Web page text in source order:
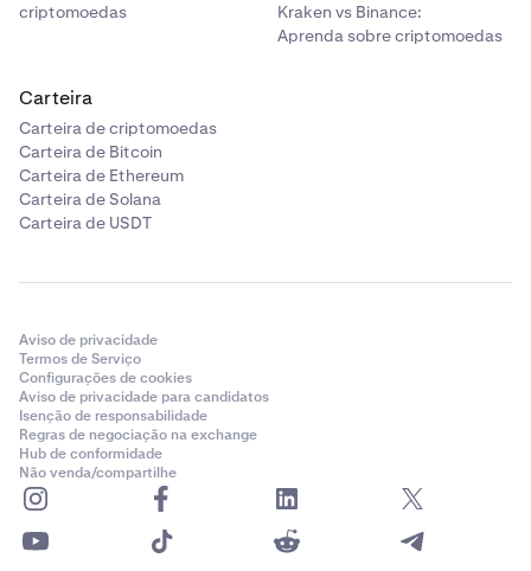
criptomoedas
Kraken vs Binance:
Aprenda sobre criptomoedas
Carteira
Carteira de criptomoedas
Carteira de Bitcoin
Carteira de Ethereum
Carteira de Solana
Carteira de USDT
Aviso de privacidade
Termos de Serviço
Configurações de cookies
Aviso de privacidade para candidatos
Isenção de responsabilidade
Regras de negociação na exchange
Hub de conformidade
Não venda/compartilhe